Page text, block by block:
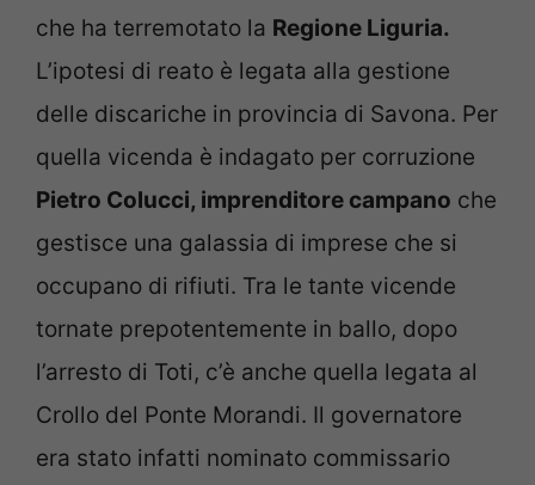
che ha terremotato la Regione Liguria.
L’ipotesi di reato è legata alla gestione
delle discariche in provincia di Savona. Per
quella vicenda è indagato per corruzione
Pietro Colucci, imprenditore campano che
gestisce una galassia di imprese che si
occupano di rifiuti. Tra le tante vicende
tornate prepotentemente in ballo, dopo
l’arresto di Toti, c’è anche quella legata al
Crollo del Ponte Morandi. Il governatore
era stato infatti nominato commissario